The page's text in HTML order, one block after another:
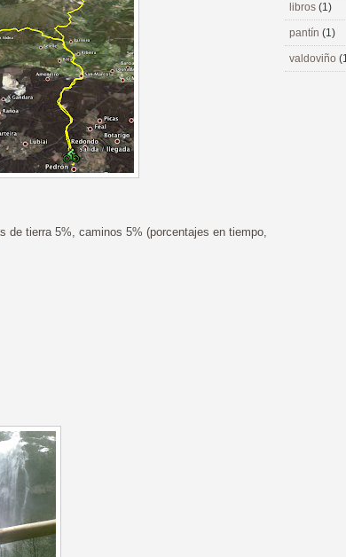
de tierra 5%, caminos 5% (porcentajes en tiempo,
libros (1)
pantín (1)
valdoviño